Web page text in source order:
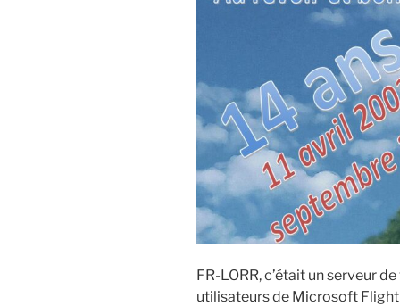
FR-LORR, c’était un serveur
utilisateurs de Microsoft